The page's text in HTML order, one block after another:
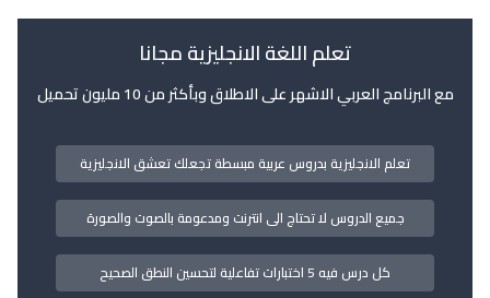
تعلم اللغة الانجليزية مجانا
مع البرنامج العربي الاشهر على الاطلاق وبأكثر من 10 مليون تحميل
تعلم الانجليزية بدروس عربية مبسطة تجعلك تعشق الانجليزية
جميع الدروس لا تحتاج الى انترنت ومدعومة بالصوت والصورة
كل درس فيه 5 اختبارات تفاعلية لتحسين النطق الصحيح